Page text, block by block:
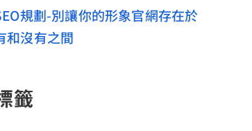
規劃-別讓你的形象官網存在於
和沒有之間
籤